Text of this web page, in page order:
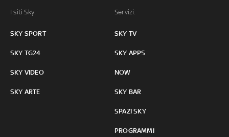
I siti Sky:
SKY SPORT
SKY TG24
SKY VIDEO
SKY ARTE
Servizi:
SKY TV
SKY APPS
NOW
SKY BAR
SPAZI SKY
PROGRAMMI